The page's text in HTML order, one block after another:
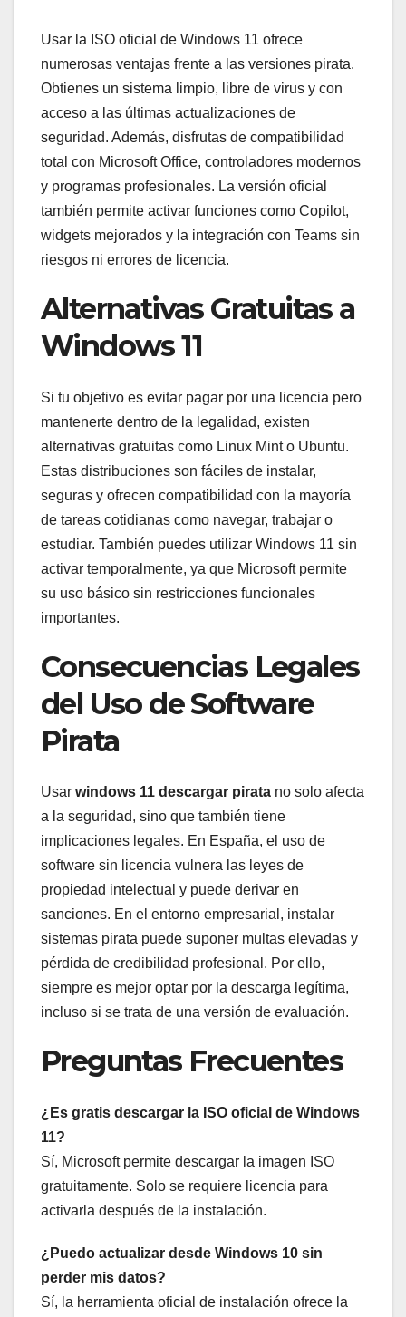
Usar la ISO oficial de Windows 11 ofrece
numerosas ventajas frente a las versiones pirata.
Obtienes un sistema limpio, libre de virus y con
acceso a las últimas actualizaciones de
seguridad. Además, disfrutas de compatibilidad
total con Microsoft Office, controladores modernos
y programas profesionales. La versión oficial
también permite activar funciones como Copilot,
widgets mejorados y la integración con Teams sin
riesgos ni errores de licencia.
Alternativas Gratuitas a
Windows 11
Si tu objetivo es evitar pagar por una licencia pero
mantenerte dentro de la legalidad, existen
alternativas gratuitas como Linux Mint o Ubuntu.
Estas distribuciones son fáciles de instalar,
seguras y ofrecen compatibilidad con la mayoría
de tareas cotidianas como navegar, trabajar o
estudiar. También puedes utilizar Windows 11 sin
activar temporalmente, ya que Microsoft permite
su uso básico sin restricciones funcionales
importantes.
Consecuencias Legales
del Uso de Software
Pirata
Usar windows 11 descargar pirata no solo afecta
a la seguridad, sino que también tiene
implicaciones legales. En España, el uso de
software sin licencia vulnera las leyes de
propiedad intelectual y puede derivar en
sanciones. En el entorno empresarial, instalar
sistemas pirata puede suponer multas elevadas y
pérdida de credibilidad profesional. Por ello,
siempre es mejor optar por la descarga legítima,
incluso si se trata de una versión de evaluación.
Preguntas Frecuentes
¿Es gratis descargar la ISO oficial de Windows
11?
Sí, Microsoft permite descargar la imagen ISO
gratuitamente. Solo se requiere licencia para
activarla después de la instalación.
¿Puedo actualizar desde Windows 10 sin
perder mis datos?
Sí, la herramienta oficial de instalación ofrece la